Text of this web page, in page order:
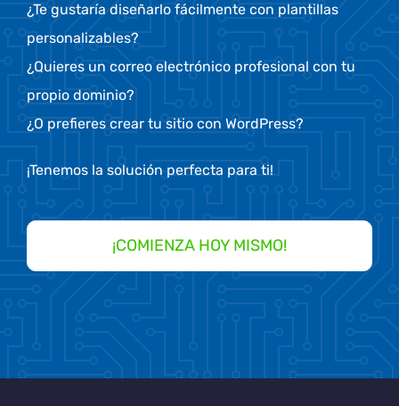
¿Te gustaría diseñarlo fácilmente con plantillas
personalizables?
¿Quieres un correo electrónico profesional con tu
propio dominio?
¿O prefieres crear tu sitio con WordPress?
¡Tenemos la solución perfecta para ti!
¡COMIENZA HOY MISMO!